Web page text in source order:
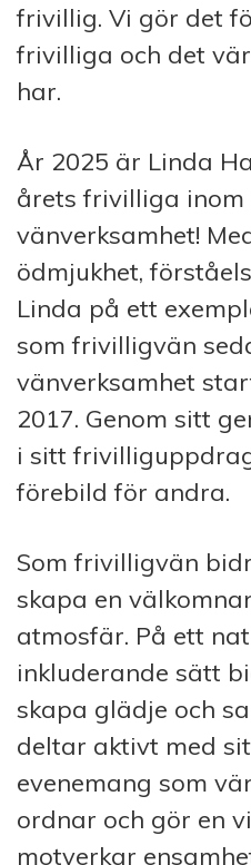
frivillig. Vi gör det
frivilliga och det
har.
År 2025 är Linda
årets frivilliga inom
vänverksamhet!
ödmjukhet,
Linda på ett
som frivilligvän
vänverksamhet
2017. Genom sitt
i sitt
förebild för andra.
Som frivilligvän
skapa en
atmosfär. På ett
inkluderande sätt
skapa glädje och
deltar aktivt med
evenemang som
ordnar och gör en
motverkar